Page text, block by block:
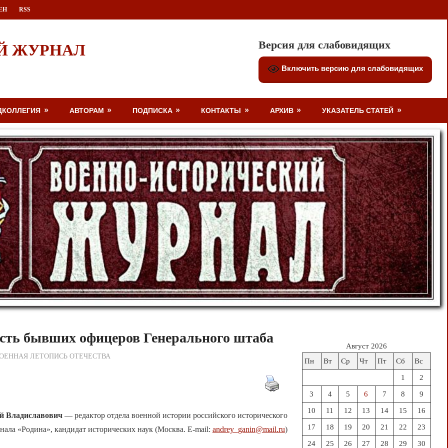
RSS
ЖУРНАЛ Версия для слабовидящих
Включить версию для слабовидящих
АВТОРАМ ПОДПИСКА КОНТАКТЫ АРХИВ УКАЗАТЕЛЬ СТАТЕЙ
бывших офицеров Генерального штаба
по Редакции
ЛЕТОПИСЬ ОТЕЧЕСТВА
Владиславович— редактор отдела военной истории российского исторического
«Родина», кандидат исторических наук (Москва. E-mail: andrey_ganin@mail.ru)
Август 2026
Пн
Вт Ср Чт Пт Сб Вс
1 2
3 4 5 6 7 8 9
10 11 12 13 14 15 16
17 18 19 20 21 22 23
24 25 26 27 28 29 30